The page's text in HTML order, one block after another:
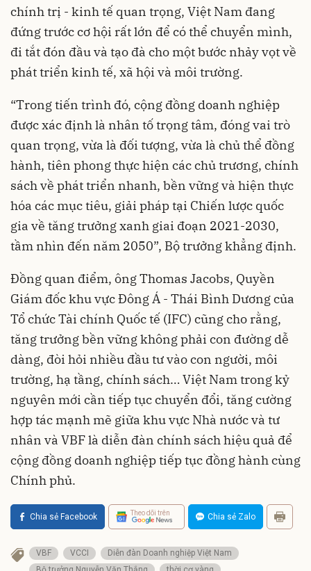
chính trị - kinh tế quan trọng, Việt Nam đang
đứng trước cơ hội rất lớn để có thể chuyển mình,
đi tắt đón đầu và tạo đà cho một bước nhảy vọt về
phát triển kinh tế, xã hội và môi trường.
“Trong tiến trình đó, cộng đồng doanh nghiệp
được xác định là nhân tố trọng tâm, đóng vai trò
quan trọng, vừa là đối tượng, vừa là chủ thể đồng
hành, tiên phong thực hiện các chủ trương, chính
sách về phát triển nhanh, bền vững và hiện thực
hóa các mục tiêu, giải pháp tại Chiến lược quốc
gia về tăng trưởng xanh giai đoạn 2021-2030,
tầm nhìn đến năm 2050”, Bộ trưởng khẳng định.
Đồng quan điểm, ông Thomas Jacobs, Quyền
Giám đốc khu vực Đông Á - Thái Bình Dương của
Tổ chức Tài chính Quốc tế (IFC) cũng cho rằng,
tăng trưởng bền vững không phải con đường dễ
dàng, đòi hỏi nhiều đầu tư vào con người, môi
trường, hạ tầng, chính sách… Việt Nam trong kỷ
nguyên mới cần tiếp tục chuyển đổi, tăng cường
hợp tác mạnh mẽ giữa khu vực Nhà nước và tư
nhân và VBF là diễn đàn chính sách hiệu quả để
cộng đồng doanh nghiệp tiếp tục đồng hành cùng
Chính phủ.
Chia sẻ Facebook Theo dõi trên Chia sẻ Zalo
VBF VCCI
Diễn đàn Doanh nghiệp Việt Nam